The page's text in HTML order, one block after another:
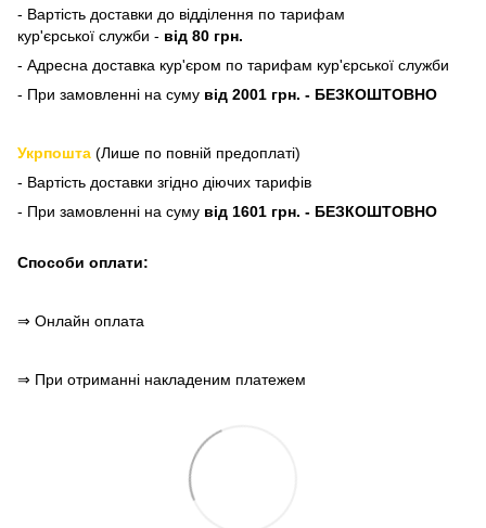
- Вартість доставки до відділення по тарифам
кур'єрської служби - від 80 грн.
- Адресна доставка кур'єром по тарифам кур'єрської служби
- При замовленні на суму від 2001 грн. - БЕЗКОШТОВНО
Укрпошта (Лише по повній предоплаті)
- Вартість доставки згідно діючих тарифів
- При замовленні на суму від 1601 грн. - БЕЗКОШТОВНО
Способи оплати:
⇒ Онлайн оплата
⇒ При отриманні накладеним платежем